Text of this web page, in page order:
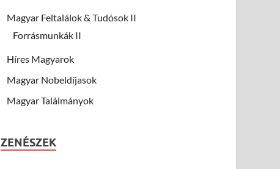
Magyar Feltalálok & Tudósok II
Forrásmunkák II
Híres Magyarok
Magyar Nobeldíjasok
Magyar Találmányok
ZENÉSZEK